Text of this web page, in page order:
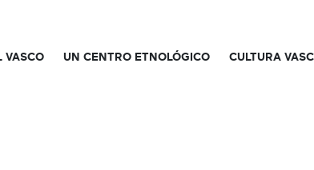
VASCO UN CENTRO ETNOLÓGICO CULTURA